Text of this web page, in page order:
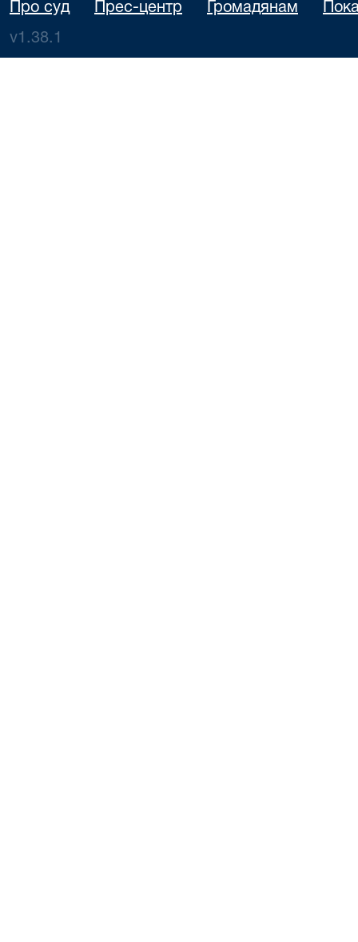
Про суд Прес-центр Громадянам
v1.38.1